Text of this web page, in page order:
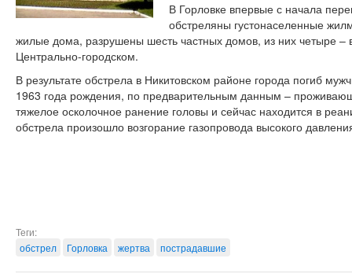
В Горловке впервые с начала
обстреляны густонаселенные
жилые дома, разрушены шесть частных домов, из них четыре –
Центрально-городском.
В результате обстрела в Никитовском районе города погиб
1963 года рождения, по предварительным данным –
тяжелое осколочное ранение головы и сейчас находится в
обстрела произошло возгорание газопровода высокого
Теги:
обстрел
Горловка жертва пострадавшие